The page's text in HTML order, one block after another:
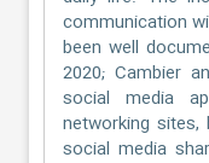
communication
been well
2020; Cambier
social media
networking sites,
social media